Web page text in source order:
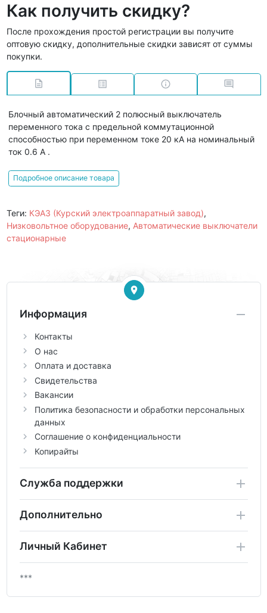
Как получить скидку?
После прохождения простой регистрации вы получите
оптовую скидку, дополнительные скидки зависят от суммы
покупки.
Блочный автоматический 2 полюсный выключатель
переменного тока с предельной коммутационной
способностью при переменном токе 20 кА на номинальный
ток 0.6 А .
Подробное описание товара
Теги: КЭАЗ (Курский электроаппаратный завод),
Низковольтное оборудование, Автоматические выключатели
стационарные
Информация
Контакты
О нас
Оплата и доставка
Свидетельства
Вакансии
Политика безопасности и обработки персональных
данных
Соглашение о конфиденциальности
Копирайты
Служба поддержки
Дополнительно
Личный Кабинет
***